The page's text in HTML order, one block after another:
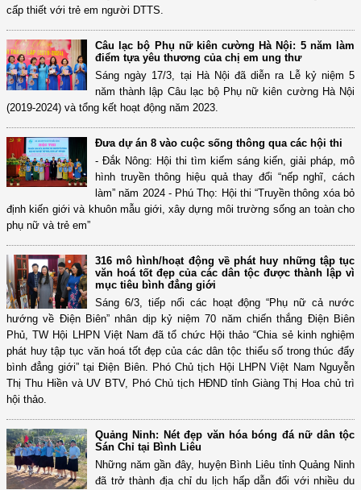
cấp thiết với trẻ em người DTTS.
Câu lạc bộ Phụ nữ kiên cường Hà Nội: 5 năm làm
điểm tựa yêu thương của chị em ung thư
Sáng ngày 17/3, tại Hà Nội đã diễn ra Lễ kỷ niệm 5
năm thành lập Câu lạc bộ Phụ nữ kiên cường Hà Nội
(2019-2024) và tổng kết hoạt động năm 2023.
Đưa dự án 8 vào cuộc sống thông qua các hội thi
- Đắk Nông: Hội thi tìm kiếm sáng kiến, giải pháp, mô
hình truyền thông hiệu quả thay đổi “nếp nghĩ, cách
làm” năm 2024 - Phú Thọ: Hội thi “Truyền thông xóa bỏ
định kiến giới và khuôn mẫu giới, xây dựng môi trường sống an toàn cho
phụ nữ và trẻ em”
316 mô hình/hoạt động về phát huy những tập tục
văn hoá tốt đẹp của các dân tộc được thành lập vì
mục tiêu bình đẳng giới
Sáng 6/3, tiếp nối các hoạt động “Phụ nữ cả nước
hướng về Điện Biên” nhân dịp kỷ niệm 70 năm chiến thắng Điện Biên
Phủ, TW Hội LHPN Việt Nam đã tổ chức Hội thảo “Chia sẻ kinh nghiệm
phát huy tập tục văn hoá tốt đẹp của các dân tộc thiểu số trong thúc đẩy
bình đẳng giới” tại Điện Biên. Phó Chủ tịch Hội LHPN Việt Nam Nguyễn
Thị Thu Hiền và UV BTV, Phó Chủ tịch HĐND tỉnh Giàng Thị Hoa chủ trì
hội thảo.
Quảng Ninh: Nét đẹp văn hóa bóng đá nữ dân tộc
Sán Chỉ tại Bình Liêu
Những năm gần đây, huyện Bình Liêu tỉnh Quảng Ninh
đã trở thành địa chỉ du lịch hấp dẫn đối với nhiều du